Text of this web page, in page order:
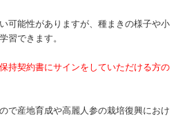
可能性がありますが、種まきの様子や小
習できます。
持契約書にサインをしていただける方の
で産地育成や高麗人参の栽培復興におけ